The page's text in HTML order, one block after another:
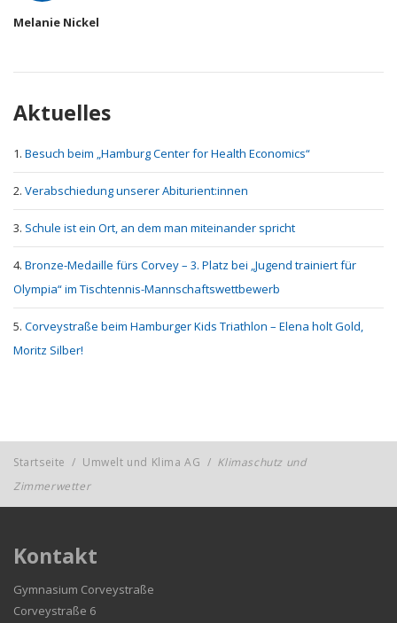
Melanie Nickel
Aktuelles
Besuch beim „Hamburg Center for Health Economics“
Verabschiedung unserer Abiturient:innen
Schule ist ein Ort, an dem man miteinander spricht
Bronze-Medaille fürs Corvey – 3. Platz bei „Jugend trainiert für
Olympia“ im Tischtennis-Mannschaftswettbewerb
Corveystraße beim Hamburger Kids Triathlon – Elena holt Gold,
Moritz Silber!
Startseite / Umwelt und Klima AG / Klimaschutz und
Zimmerwetter
Kontakt
Gymnasium Corveystraße
Corveystraße 6